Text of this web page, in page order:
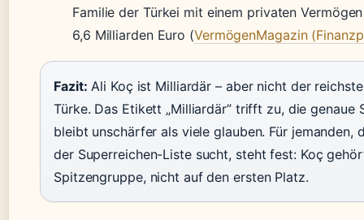
Familie der Türkei mit einem privaten
6,6 Milliarden Euro (VermögenMagazin
Fazit: Ali Koç ist Milliardär – aber nicht der
Türke. Das Etikett „Milliardär” trifft zu, die genaue
bleibt unschärfer als viele glauben. Für jemanden,
der Superreichen-Liste sucht, steht fest: Koç
Spitzengruppe, nicht auf den ersten Platz.